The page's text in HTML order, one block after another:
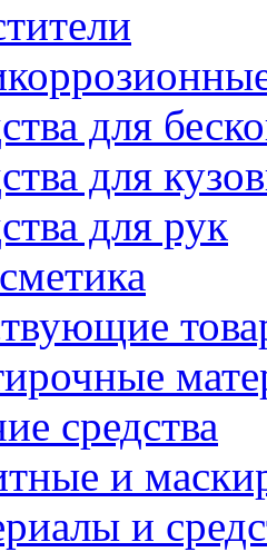
для
для
для рук
средства
и
и